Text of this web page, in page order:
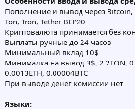
Пополнение и вывод через Bitcoin,
Ton, Tron, Tether BEP20
Криптовалюта принимается без
Выплаты ручные до 24 часов
Минимальный вклад 10$
Минималка на вывод 3$, 2.2TON,
0.0013ETH, 0.00004BTC
При выводе денег комиссии нет
Языки: